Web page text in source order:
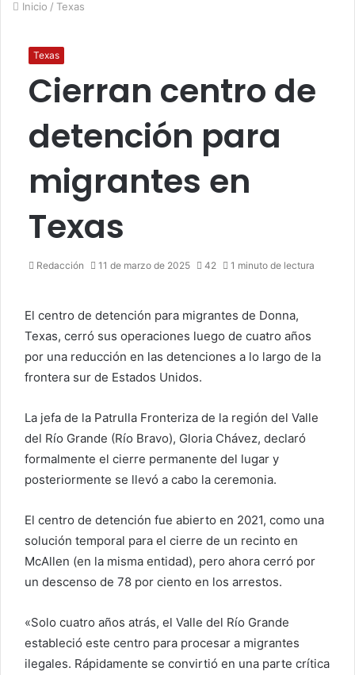
Inicio / Texas
Texas
Cierran centro de
detención para
migrantes en
Texas
Redacción 11 de marzo de 2025 42 1 minuto de lectura
El centro de detención para migrantes de Donna,
Texas, cerró sus operaciones luego de cuatro años
por una reducción en las detenciones a lo largo de la
frontera sur de Estados Unidos.
La jefa de la Patrulla Fronteriza de la región del Valle
del Río Grande (Río Bravo), Gloria Chávez, declaró
formalmente el cierre permanente del lugar y
posteriormente se llevó a cabo la ceremonia.
El centro de detención fue abierto en 2021, como una
solución temporal para el cierre de un recinto en
McAllen (en la misma entidad), pero ahora cerró por
un descenso de 78 por ciento en los arrestos.
«Solo cuatro años atrás, el Valle del Río Grande
estableció este centro para procesar a migrantes
ilegales. Rápidamente se convirtió en una parte crítica